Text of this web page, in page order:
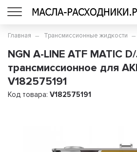
Главная Трансмиссионные жидкости
NGN A-LINE ATF MATIC
трансмиссионное для
V182575191
Код товара:V182575191